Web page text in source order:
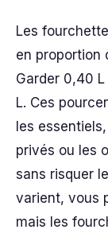
Les
en proportion
Garder 0,40
L. Ces
les
privés ou les
sans risquer
varient, vous
mais les